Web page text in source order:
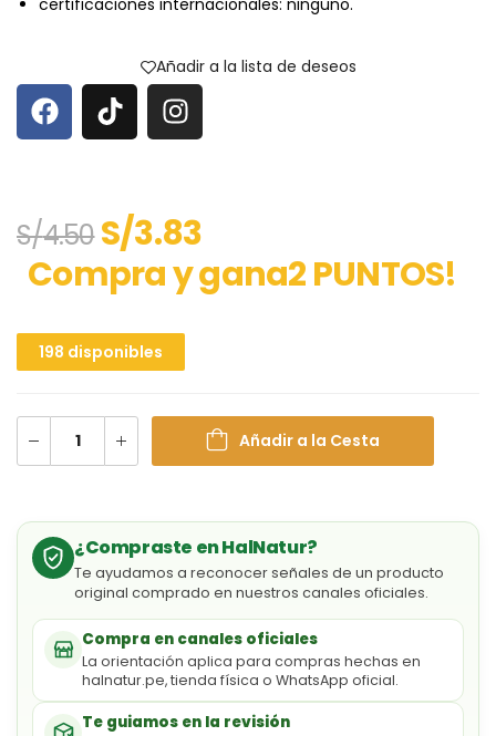
Añadir a la lista de deseos
S/4.50S/3.83
Compra y gana2 PUNTOS!
198 disponibles
Añadir a la Cesta
¿Compraste en HalNatur?
Te ayudamos a reconocer señales de un producto
original comprado en nuestros canales oficiales.
Compra en canales oficiales
La orientación aplica para compras hechas en
halnatur.pe, tienda física o WhatsApp oficial.
Te guiamos en la revisión